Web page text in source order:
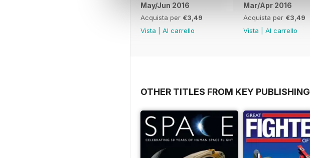
May/Jun 2016
Acquista per €3,49
Vista
Al carrello
Mar/Apr 2016
Acquista per €3,49
Vista
Al carrello
OTHER TITLES FROM KEY PUBLISHING